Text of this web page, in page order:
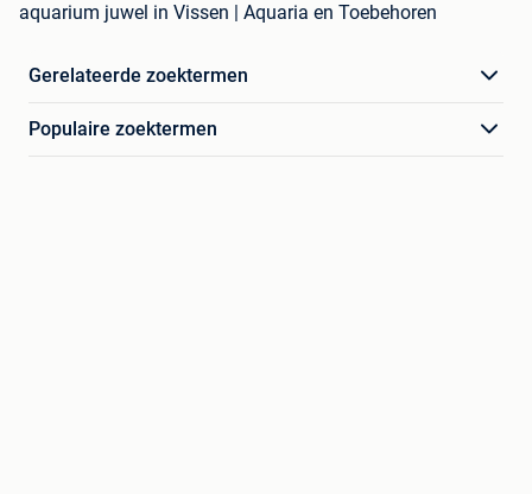
aquarium juwel in Vissen | Aquaria en Toebehoren
Gerelateerde zoektermen
Populaire zoektermen